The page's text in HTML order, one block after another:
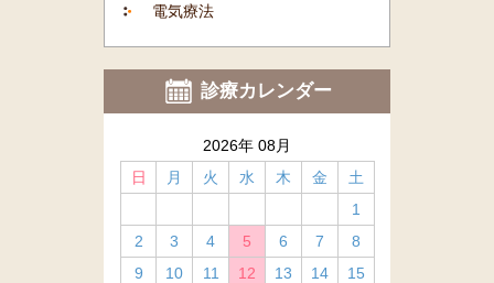
電気療法
診療カレンダー
2026年 08月
日
月 火 水 木 金
土
1
2
3 4 5 6 7
8
9
10 11 12 13 14
15